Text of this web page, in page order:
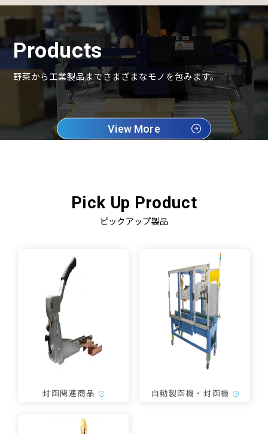
Products
野菜から工業製品までさまざまなモノを包みます。
View More
Pick Up Product
ピックアップ製品
封函関連商品 自動製函機・封函機